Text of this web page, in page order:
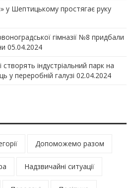
у Шептицькому простягає руку
гімназії №8 придбали
05.04.2024
індустріальний парк на
у переробній галузі 02.04.2024
Допоможемо разом
Надзвичайні ситуації